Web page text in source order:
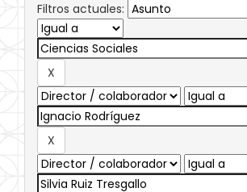
Filtros actuales: